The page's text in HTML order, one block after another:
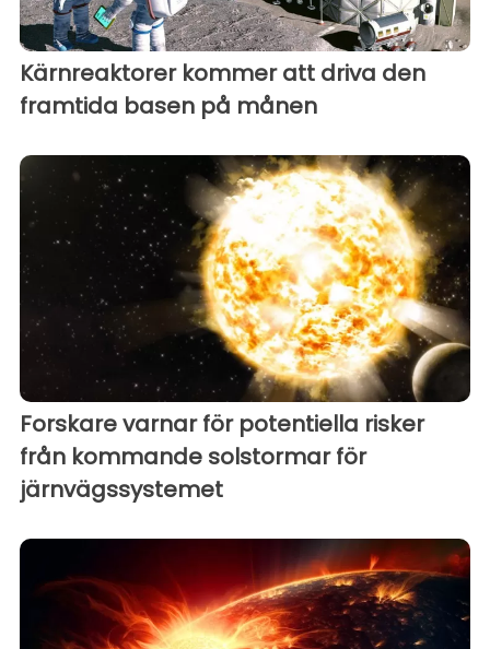
Kärnreaktorer kommer att driva den
framtida basen på månen
Forskare varnar för potentiella risker
från kommande solstormar för
järnvägssystemet